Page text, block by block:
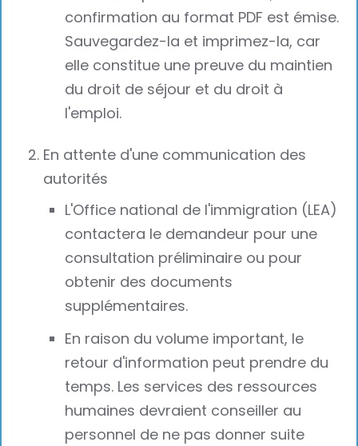
confirmation au format PDF est émise.
Sauvegardez-la et imprimez-la, car
elle constitue une preuve du maintien
du droit de séjour et du droit à
l'emploi.
En attente d'une communication des
autorités
L'Office national de l'immigration (LEA)
contactera le demandeur pour une
consultation préliminaire ou pour
obtenir des documents
supplémentaires.
En raison du volume important, le
retour d'information peut prendre du
temps. Les services des ressources
humaines devraient conseiller au
personnel de ne pas donner suite